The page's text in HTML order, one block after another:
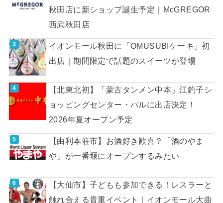
秋田店に新ショップ誕生予定｜McGREGOR
西武秋田店
イオンモール秋田に「OMUSUBIケーキ」初
出店｜期間限定で話題のスイーツが登場
【北東北初】「蒙古タンメン中本」江釣子シ
ョッピングセンター・パルに出店決定！
2026年夏オープン予定
【由利本荘市】お酒好き歓喜？「酒のやま
や」が一番堰にオープンするみたい
【大仙市】子どもも参加できる！レスラーと
触れ合える貴重イベント｜イオンモール大曲